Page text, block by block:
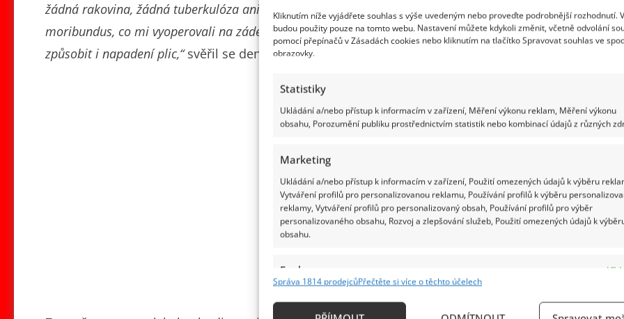
Kliknutím níže vyjádřete souhlas s výše uvedeným nebo proveďte podrobnější rozhodnutí.
budou použity pouze na tomto webu. Nastavení můžete kdykoli změnit, včetně odvolání
pomocí přepínačů v Zásadách cookies nebo kliknutím na tlačítko Spravovat souhlas ve
obrazovky.
Statistiky
Ukládání a/nebo přístup k informacím v zařízení, Měření výkonu reklam, Měření výkonu
obsahu, Porozumění publiku prostřednictvím statistik nebo kombinací údajů z různých
Marketing
Ukládání a/nebo přístup k informacím v zařízení, Použití omezených údajů k výběru
Vytváření profilů pro personalizovanou reklamu, Používání profilů k výběru
reklamy, Vytváření profilů pro personalizovaný obsah, Používání profilů pro výběr
personalizovaného obsahu, Rozvoj a zlepšování služeb, Použití omezených údajů k
obsahu.
Funkce
Identifikace zařízení na základě automaticky přenášených informací.
Správa 1814 prodejcůPřečtěte si více o těchto účelech
žádná rakovina, žádná tuberkulóza ani horečka omladnic, jak se říká! To je jenom nějakej
moribundus, co mi vyoperovali na zádech, dostala se tam znovu nějaká bakterie. Taková, co může
způsobit i napadení plic,“svěřil se deníku Extra.